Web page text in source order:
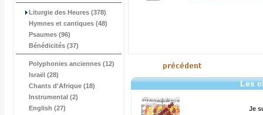
Liturgie des Heures (378)
Hymnes et cantiques (48)
Psaumes (96)
Bénédicités (37)
Polyphonies anciennes (12)
Israël (28)
Chants d'Afrique (18)
Instrumental (2)
English (27)
Les
Je